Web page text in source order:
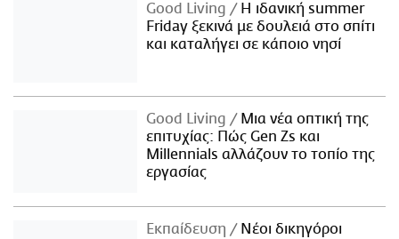
Good Living
Η ιδανική summer
Friday ξεκινά με δουλειά στο σπίτι
και καταλήγει σε κάποιο νησί
Good Living
Μια νέα οπτική της
επιτυχίας: Πώς Gen Zs και
Millennials αλλάζουν το τοπίο της
εργασίας
Εκπαίδευση
Νέοι δικηγόροι